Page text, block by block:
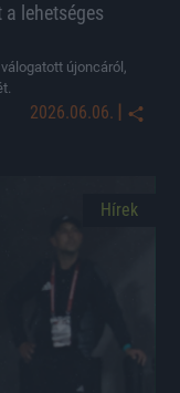
lehetséges
újoncáról,
2026.06.06. |
Hírek